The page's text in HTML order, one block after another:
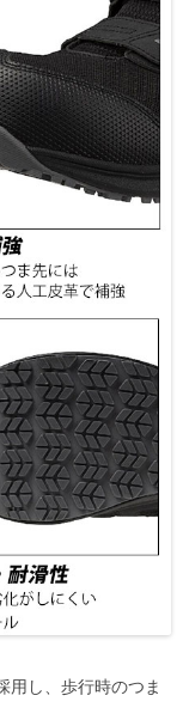
用し、歩行時のつま